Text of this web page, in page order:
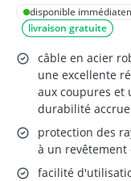
disponible
livraison gratuite
câble en acier
une excellente
aux coupures et
durabilité accrue
protection des
à un revêtement
facilité